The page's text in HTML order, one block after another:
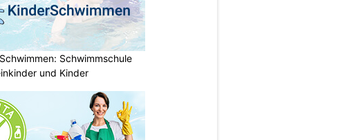
Schwimmschule
und Kinder